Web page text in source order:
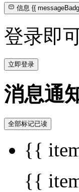
信息{{
登录即
立即登录
消息通
全部标记已读
{{
{{